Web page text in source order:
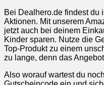
Bei Dealhero.de findest du
Aktionen. Mit unserem
jetzt auch bei deinem
Kinder sparen. Nutze die
Top-Produkt zu einem
zu lange, denn das
Also worauf wartest du